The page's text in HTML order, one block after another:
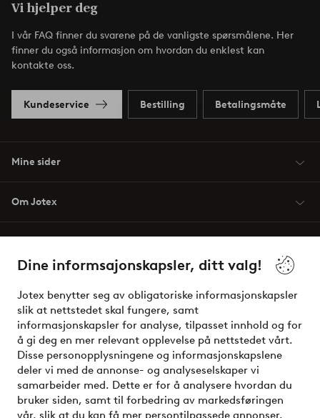
Dine informsajonskapsler, ditt valg!
Jotex benytter seg av obligatoriske informasjonskapsler
slik at nettstedet skal fungere, samt
informasjonskapsler for analyse, tilpasset innhold og for
å gi deg en mer relevant opplevelse på nettstedet vårt.
Disse personopplysningene og informasjonskapslene
deler vi med de annonse- og analyseselskaper vi
samarbeider med. Dette er for å analysere hvordan du
bruker siden, samt til forbedring av markedsføringen
vår, slik at du kan få mer persontilpassede annonser.
Vi hjelper deg
I vår FAQ finner du svarene på de vanligste spørsmålene. Her
finner du også informasjon om hvordan du enklest kan
kontakte oss.
Kundeservice Bestilling Betalingsmåte
Mine sider
Om Jotex
Venner
Sikre betalinger - Betal direkte eller del opp
Vil du vite mer om våre betalingsalternativer?